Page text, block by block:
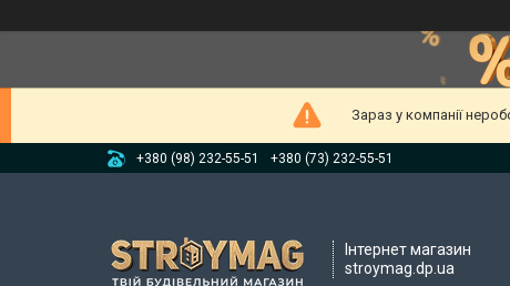
Зараз у компанії
+380 (98) 232-55-51 +380 (73) 232-55-51
Інтернет магазин
stroymag.dp.ua